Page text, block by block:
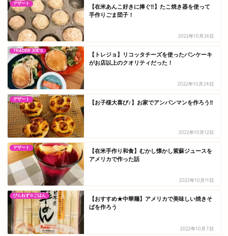
デザート
【在米あんこ好きに捧ぐ‼】たこ焼き器を使って
手作りごま団子！
2022年10月26日
TRADER JOE'S
【トレジョ】リコッタチーズを使ったパンケーキ
がお店以上のクオリティだった！
2022年10月24日
デザート
【お子様大喜び♪】お家でアンパンマンを作ろう‼
2022年10月12日
デザート
【在米手作り和食】むかし懐かし紫蘇ジュースを
アメリカで作った話
2022年10月11日
ぴんねず☆ごはん
【おすすめ★中華麺】アメリカで美味しい焼きそ
ばを作ろう
2022年10月7日